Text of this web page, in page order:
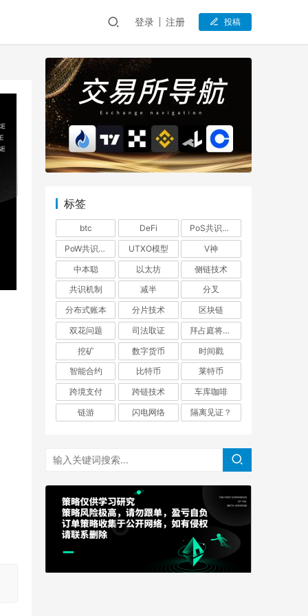
登录 注册 投稿
标签
btc DeFi
PoS共识机制
PoW共识机制
UTXO模型
V神
中本聪
以太坊
侧链技术
共识机制
减半
分叉
分布式账本
分片技术
区块链
双花问题
司法取证
拜占庭将军问题
挖矿
数字货币
时间戳
智能合约
比特币
莱特币
跨境支付
跨链技术
车库咖啡
链游
闪电网络 隔离见证？